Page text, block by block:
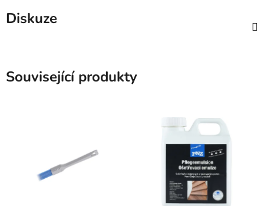
Diskuze
Související produkty